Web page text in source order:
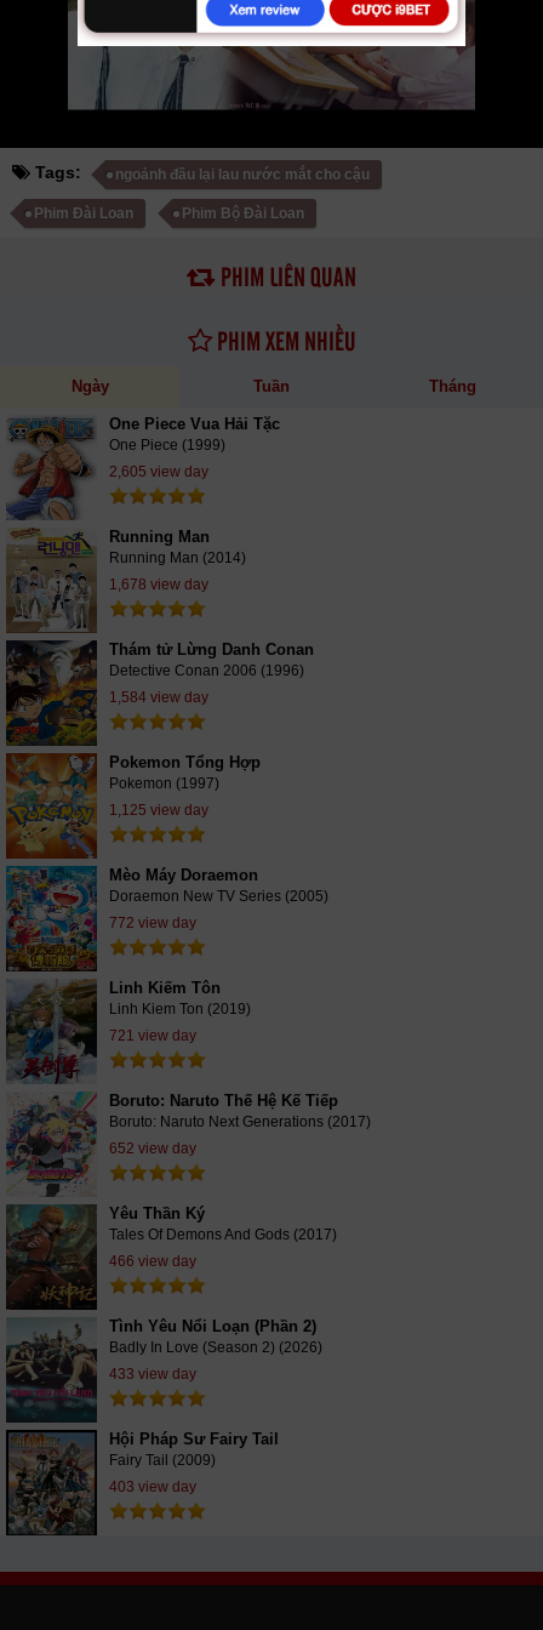
cập nhật phụ đề Vietsub nhanh nhất, xem online nhanh nhất. Tải link
fshare drive và download phim Ngoảnh Đầu Lại Lau Nước Mắt Cho Cậu
vtv HTV SCTV GOTV FullHD mới nhất. Mời các bạn đón xem bộ phim
Ngoảnh Đầu Lại Lau Nước Mắt Cho Cậu12/12 VietSub
Tags: ngoảnh đầu lại lau nước mắt cho cậu
Phim Đài Loan Phim Bộ Đài Loan
PHIM LIÊN QUAN
PHIM XEM NHIỀU
Ngày Tuần Tháng
One Piece Vua Hải Tặc
One Piece (1999)
2,605 view day
Running Man
Running Man (2014)
1,678 view day
Thám tử Lừng Danh Conan
Detective Conan 2006 (1996)
1,584 view day
Pokemon Tổng Hợp
Pokemon (1997)
1,125 view day
Mèo Máy Doraemon
Doraemon New TV Series (2005)
772 view day
Linh Kiếm Tôn
Linh Kiem Ton (2019)
721 view day
Boruto: Naruto Thế Hệ Kế Tiếp
Boruto: Naruto Next Generations (2017)
652 view day
Yêu Thần Ký
Tales Of Demons And Gods (2017)
466 view day
Tình Yêu Nổi Loạn (Phần 2)
Badly In Love (Season 2) (2026)
433 view day
Hội Pháp Sư Fairy Tail
Fairy Tail (2009)
403 view day